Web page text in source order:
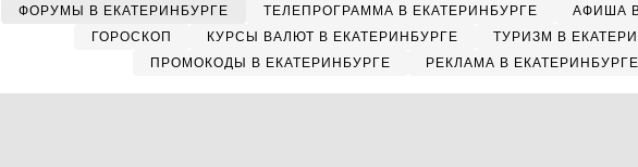
ФОРУМЫ В ЕКАТЕРИНБУРГЕ
ТЕЛЕПРОГРАММА В ЕКАТЕРИНБУРГЕ
АФИША
ГОРОСКОП
КУРСЫ ВАЛЮТ В ЕКАТЕРИНБУРГЕ
ТУРИЗМ В
ПРОМОКОДЫ В ЕКАТЕРИНБУРГЕ
РЕКЛАМА В ЕКАТЕРИНБУРГЕ